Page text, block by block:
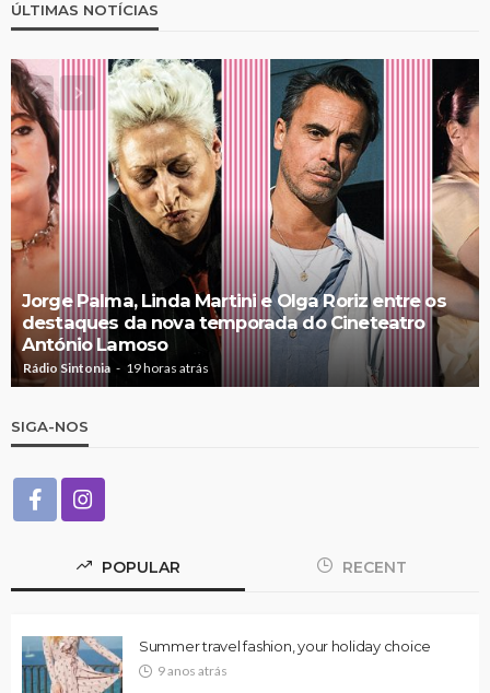
ÚLTIMAS NOTÍCIAS
Jorge Palma, Linda Martini e Olga Roriz entre os
destaques da nova temporada do Cineteatro
António Lamoso
Rádio Sintonia 19 horas atrás
SIGA-NOS
POPULAR RECENT
Summer travel fashion, your holiday choice
9 anos atrás